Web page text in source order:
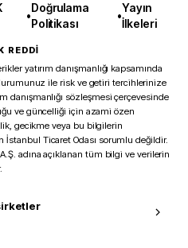
•
Doğrulama
Politikası
•
Yayın
İlkeleri
REDDİ
yatırım danışmanlığı kapsamında
ile risk ve getiri tercihlerinize
danışmanlığı sözleşmesi çerçevesinde
ve güncelliği için azami özen
gecikme veya bu bilgilerin
İstanbul Ticaret Odası sorumlu değildir.
adına açıklanan tüm bilgi ve verilerin